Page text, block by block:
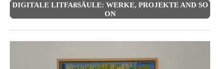
DIGITALE LITFAßSÄULE: WERKE, PROJEKTE AND SO
ON